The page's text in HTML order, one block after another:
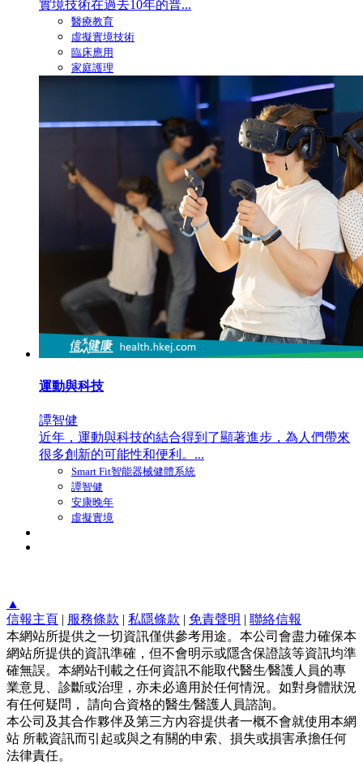
實境技術在過去10年的普...
醫療教育
虛擬實境技術
臨床應用
家庭護理
運動與科技
譚智健
近年，運動與科技的結合得到了顯著進步，為人們帶來
很多創新的可能性和便利。...
Smart Fit智能器械健體系統
譚智健
安康晚年
虛擬實境
▲
信報主頁 | 服務條款 | 私隱條款 | 免責聲明 | 聯絡信報
本網站所提供之一切資訊僅供參考用途。本公司會盡力確保本
網站所提供的資訊準確，但不會明示或隱含保證該等資訊均準
確無誤。本網站刊載之任何資訊不能取代醫生∕醫護人員的專
業意見、診斷或治理，亦未必適用於任何情況。如對身體狀況
有任何疑問， 請向合資格的醫生∕醫護人員諮詢。
本公司及其合作夥伴及第三方內容提供者一概不會就使用本網
站 所載資訊而引起或與之有關的申索、損失或損害承擔任何
法律責任。